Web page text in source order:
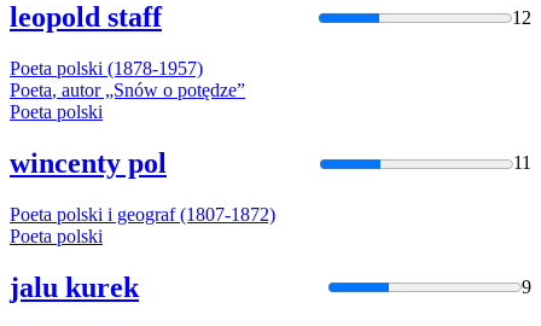
leopold staff 12
Poeta polski (1878-1957)
Poeta, autor „Snów o potędze”
Poeta polski
wincenty pol 11
Poeta polski i geograf (1807-1872)
Poeta polski
jalu kurek 9